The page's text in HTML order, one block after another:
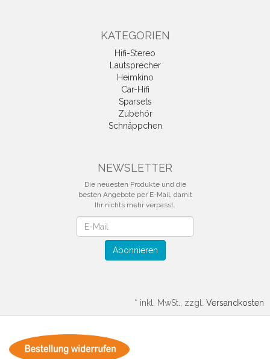
KATEGORIEN
Hifi-Stereo
Lautsprecher
Heimkino
Car-Hifi
Sparsets
Zubehör
Schnäppchen
NEWSLETTER
Die neuesten Produkte und die
besten Angebote per E-Mail, damit
Ihr nichts mehr verpasst.
Abonnieren
* inkl. MwSt., zzgl. Versandkosten